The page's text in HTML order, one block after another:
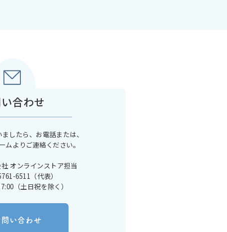
合わせ
したら、お電話または、
ムよりご連絡ください。
オンラインストア担当
6511（代表）
（土日祝を除く）
問い合わせ